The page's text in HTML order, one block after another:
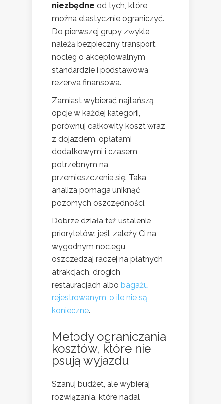
niezbędne od tych, które
można elastycznie ograniczyć.
Do pierwszej grupy zwykle
należą bezpieczny transport,
nocleg o akceptowalnym
standardzie i podstawowa
rezerwa finansowa.
Zamiast wybierać najtańszą
opcję w każdej kategorii,
porównuj całkowity koszt wraz
z dojazdem, opłatami
dodatkowymi i czasem
potrzebnym na
przemieszczenie się. Taka
analiza pomaga uniknąć
pozornych oszczędności.
Dobrze działa też ustalenie
priorytetów: jeśli zależy Ci na
wygodnym noclegu,
oszczędzaj raczej na płatnych
atrakcjach, drogich
restauracjach albo bagażu
rejestrowanym, o ile nie są
konieczne.
Metody ograniczania
kosztów, które nie
psują wyjazdu
Szanuj budżet, ale wybieraj
rozwiązania, które nadal